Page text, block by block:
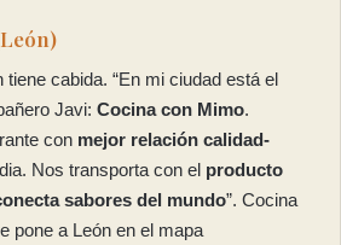
tiene cabida. “En mi ciudad está el
Javi: Cocina con Mimo.
con mejor relación calidad-
Nos transporta con el producto
sabores del mundo”. Cocina
pone a León en el mapa